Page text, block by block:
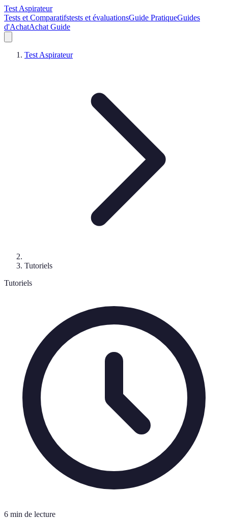
Test Aspirateur
Tests et Comparatifstests et évaluationsGuide PratiqueGuides
d'AchatAchat Guide
Test Aspirateur
Tutoriels
Tutoriels
6 min de lecture